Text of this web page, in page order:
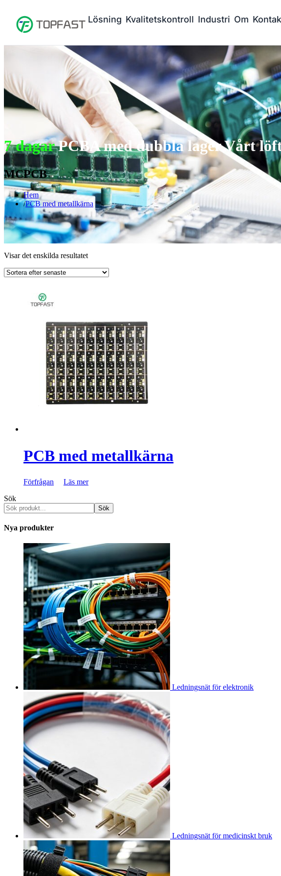
Lösning Kvalitetskontroll Industri Om
7 dagarPCBA med dubbla lager Vårt
MCPCB
Hem
PCB med metallkärna
Visar det enskilda resultatet
PCB med metallkärna
Förfrågan
Läs mer
Sök
Sök
Nya produkter
Ledningsnät för elektronik
Ledningsnät för medicinskt bruk